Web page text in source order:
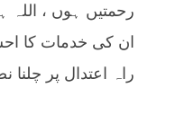
رحمتیں ہوں ، اللہ
ان کی خدمات کا
راہ اعتدال پر